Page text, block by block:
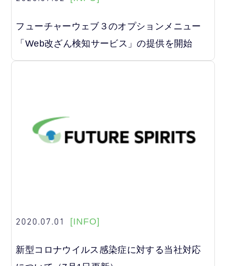
フューチャーウェブ３のオプションメニュー
「Web改ざん検知サービス」の提供を開始
2020.07.01 [INFO]
新型コロナウイルス感染症に対する当社対応